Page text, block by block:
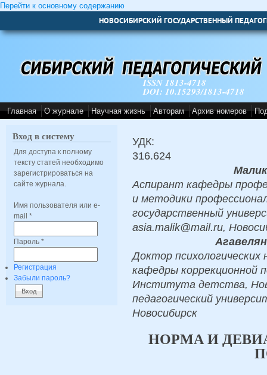
Перейти к основному содержанию
НОВОСИБИРСКИЙ ГОСУДАРСТВЕННЫЙ
ISSN 1813-4718
DOI: 10.15293/1813-4718
Главная О журнале Научная жизнь Авторам Архив номеров
Вход в систему
Для доступа к полному
тексту статей необходимо
зарегистрироваться на
сайте журнала.
Имя пользователя или e-
mail *
Пароль *
Регистрация
Забыли пароль?
УДК:
316.624
Аспирант кафедры
и методики
государственный
asia.malik@mail.ru,
Доктор психологических
кафедры коррекционной
Института детства,
педагогический
Новосибирск
НОРМА И